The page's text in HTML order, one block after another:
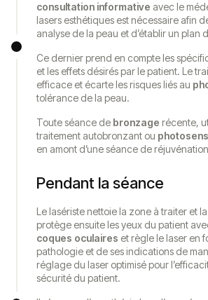
consultation informative avec le
lasers esthétiques est nécessaire afin
analyse de la peau et d’établir un plan
Ce dernier prend en compte les
et les effets désirés par le patient. Le
efficace et écarte les risques liés au
tolérance de la peau.
Toute séance de bronzage récente,
traitement autobronzant ou
en amont d’une séance de
Pendant la séance
Le lasériste nettoie la zone à traiter et
protège ensuite les yeux du patient
coques oculaires et règle le laser en
pathologie et de ses indications de
réglage du laser optimisé pour
sécurité du patient.